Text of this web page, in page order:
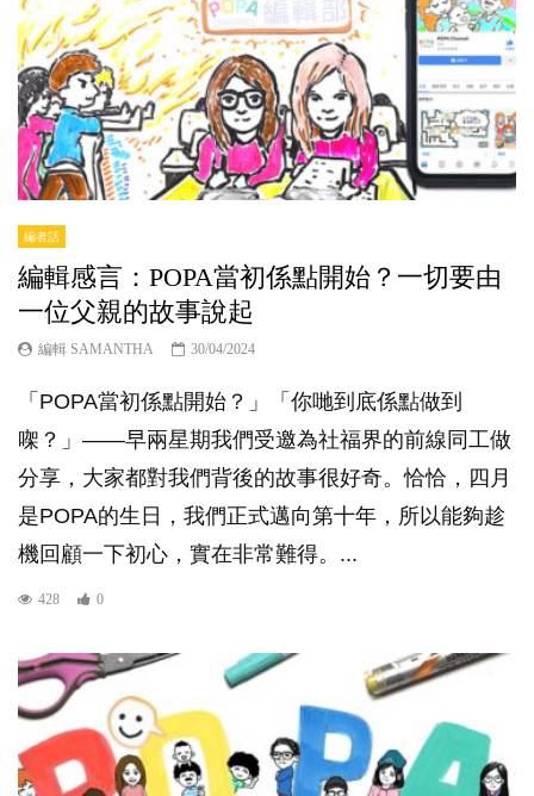
編者話
編輯感言：POPA當初係點開始？一切要由
一位父親的故事說起
編輯 SAMANTHA 30/04/2024
「POPA當初係點開始？」「你哋到底係點做到
㗎？」——早兩星期我們受邀為社福界的前線同工做
分享，大家都對我們背後的故事很好奇。恰恰，四月
是POPA的生日，我們正式邁向第十年，所以能夠趁
機回顧一下初心，實在非常難得。...
428 0